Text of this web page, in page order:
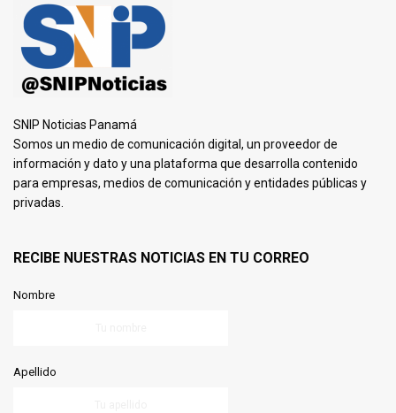
SNIP Noticias Panamá
Somos un medio de comunicación digital, un proveedor de
información y dato y una plataforma que desarrolla contenido
para empresas, medios de comunicación y entidades públicas y
privadas.
RECIBE NUESTRAS NOTICIAS EN TU CORREO
Nombre
Apellido